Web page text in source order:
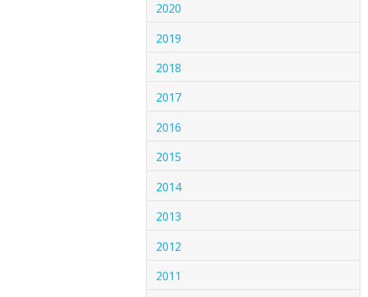
2020
2019
2018
2017
2016
2015
2014
2013
2012
2011